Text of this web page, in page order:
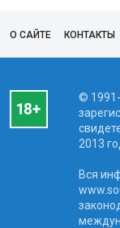
О САЙТЕ КОНТАКТЫ
©
2013
Вся